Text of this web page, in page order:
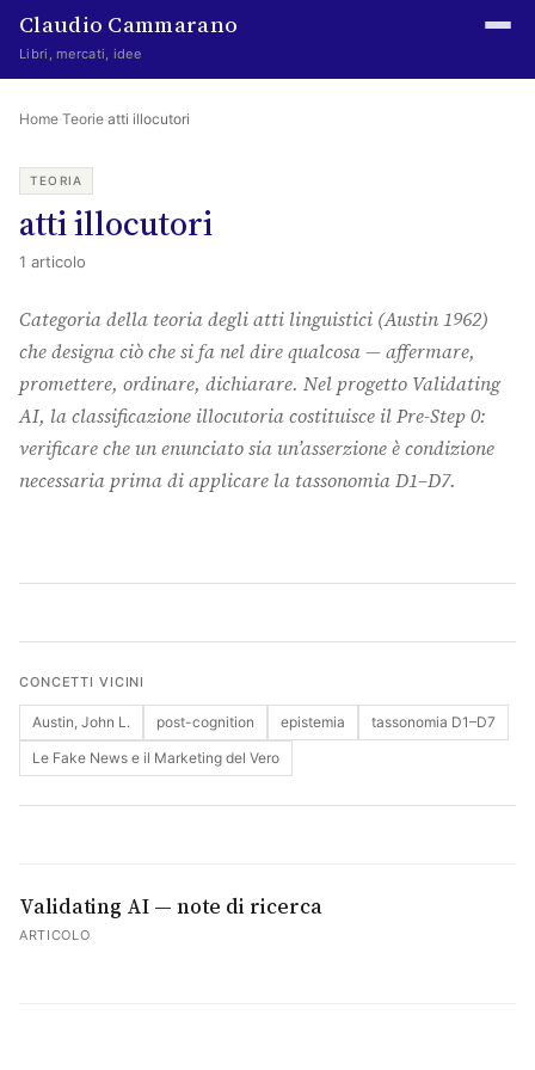
Claudio Cammarano
Libri, mercati, idee
Home
Writings
Curated
Learning log
Irene Media
Indice
About
Cerca
Home·Teorie·atti illocutori
TEORIA
atti illocutori
1 articolo
Categoria della teoria degli atti linguistici (Austin 1962)
che designa ciò che si fa nel dire qualcosa — affermare,
promettere, ordinare, dichiarare. Nel progetto Validating
AI, la classificazione illocutoria costituisce il Pre-Step 0:
verificare che un enunciato sia un’asserzione è condizione
necessaria prima di applicare la tassonomia D1–D7.
CONCETTI VICINI
Austin, John L. post-cognition epistemia
tassonomia D1–D7
Le Fake News e il Marketing del Vero
Validating AI — note di ricerca
ARTICOLO